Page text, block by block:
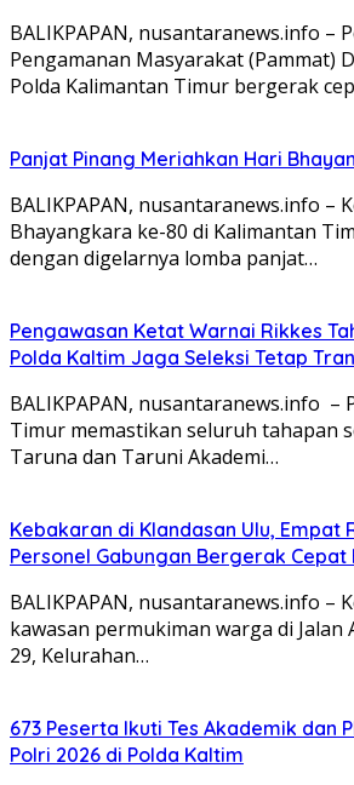
BALIKPAPAN, nusantaranews.info –
Pengamanan Masyarakat (Pammat)
Polda Kalimantan Timur bergerak
Panjat Pinang Meriahkan Hari
BALIKPAPAN, nusantaranews.info –
Bhayangkara ke-80 di Kalimantan
dengan digelarnya lomba panjat…
Pengawasan Ketat Warnai Rikkes
Polda Kaltim Jaga Seleksi Tetap
BALIKPAPAN, nusantaranews.info –
Timur memastikan seluruh tahapan
Taruna dan Taruni Akademi…
Kebakaran di Klandasan Ulu, Empat
Personel Gabungan Bergerak Cepat
BALIKPAPAN, nusantaranews.info –
kawasan permukiman warga di Jalan
29, Kelurahan…
673 Peserta Ikuti Tes Akademik dan
Polri 2026 di Polda Kaltim